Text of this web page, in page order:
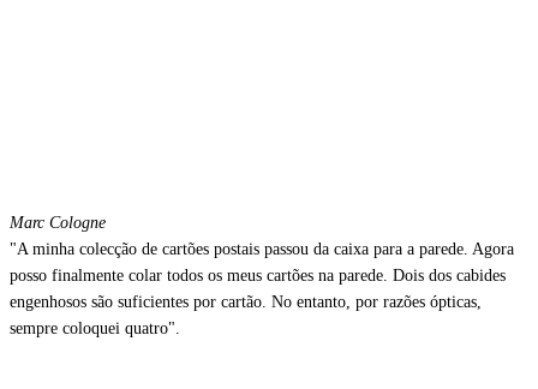
Marc Cologne
"A minha colecção de cartões postais passou da caixa para a parede. Agora
posso finalmente colar todos os meus cartões na parede. Dois dos cabides
engenhosos são suficientes por cartão. No entanto, por razões ópticas,
sempre coloquei quatro".